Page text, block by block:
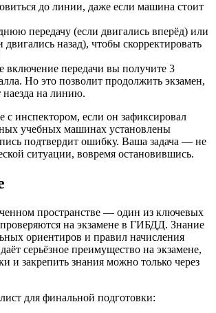
до линии, даже если машина стоит
передачу (если двигались вперёд) или
двигались назад), чтобы скорректировать
включение передачи вы получите 3
Но это позволит продолжить экзамен,
наезда на линию.
с инспектором, если он зафиксировал
учебных машинах установлены
подтвердит ошибку. Ваша задача — не
ситуации, вовремя остановившись.
пространстве — один из ключевых
на экзамене в ГИБДД. Знание
ориентиров и правил начисления
серьёзное преимущество на экзамене,
и закрепить знания можно только через
для финальной подготовки: